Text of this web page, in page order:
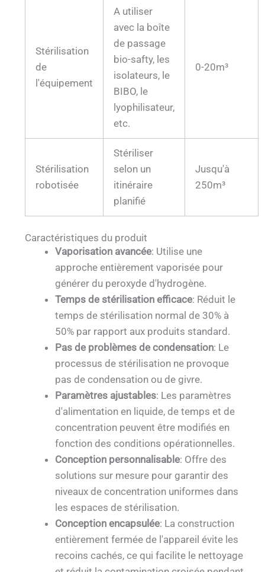
Stérilisation
de
l'équipement
A utiliser
avec la boîte
de passage
bio-safty, les
isolateurs, le
BIBO, le
lyophilisateur,
etc.
0-20m³
Stérilisation
robotisée
Stériliser
selon un
itinéraire
planifié
Jusqu'à
250m³
Caractéristiques du produit
Vaporisation avancée: Utilise une
approche entièrement vaporisée pour
générer du peroxyde d'hydrogène.
Temps de stérilisation efficace: Réduit le
temps de stérilisation normal de 30% à
50% par rapport aux produits standard.
Pas de problèmes de condensation: Le
processus de stérilisation ne provoque
pas de condensation ou de givre.
Paramètres ajustables: Les paramètres
d'alimentation en liquide, de temps et de
concentration peuvent être modifiés en
fonction des conditions opérationnelles.
Conception personnalisable: Offre des
solutions sur mesure pour garantir des
niveaux de concentration uniformes dans
les espaces de stérilisation.
Conception encapsulée: La construction
entièrement fermée de l'appareil évite les
recoins cachés, ce qui facilite le nettoyage